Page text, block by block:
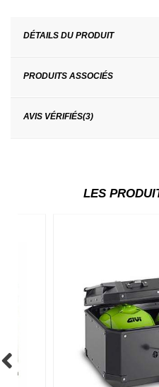
DÉTAILS DU PRODUIT
PRODUITS ASSOCIÉS
AVIS VÉRIFIÉS(3)
LES